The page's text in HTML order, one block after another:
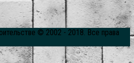
© 2002 - 2018. Все права